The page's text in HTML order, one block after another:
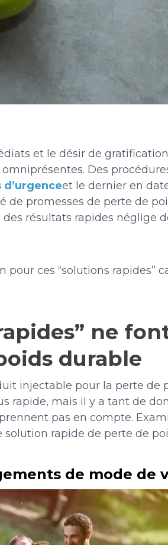
et le désir de
Des
d’urgenceet le dernier en
promesses de perte de
résultats rapides néglige
ces “solutions rapides”
ne
durable
injectable pour la perte
rapide, mais il y a tant de
pas en compte.
rapide de perte de
de mode de